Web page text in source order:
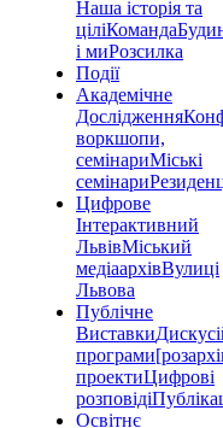
Наша історія та
ціліКоманда
і миРозсилка
Події
Академічне
Дослідження
воркшопи,
семінариМіські
семінари
Цифрове
Інтерактивний
ЛьвівМіський
медіаархівВулиці
Львова
Публічне
Виставки
програми
проектиЦифрові
розповіді
Освітнє